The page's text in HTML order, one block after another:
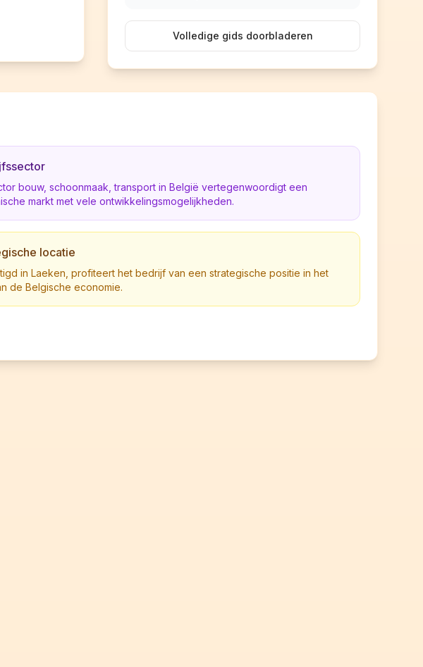
Volledige gids doorbladeren
bouw, schoonmaak, transport in België vertegenwoordigt een
markt met vele ontwikkelingsmogelijkheden.
locatie
in Laeken, profiteert het bedrijf van een strategische positie in het
de Belgische economie.